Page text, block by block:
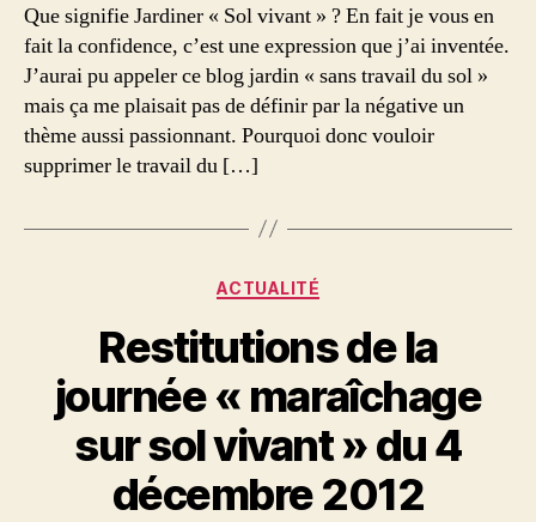
Que signifie Jardiner « Sol vivant » ? En fait je vous en
fait la confidence, c’est une expression que j’ai inventée.
J’aurai pu appeler ce blog jardin « sans travail du sol »
mais ça me plaisait pas de définir par la négative un
thème aussi passionnant. Pourquoi donc vouloir
supprimer le travail du […]
Catégories
ACTUALITÉ
Restitutions de la
journée « maraîchage
sur sol vivant » du 4
décembre 2012